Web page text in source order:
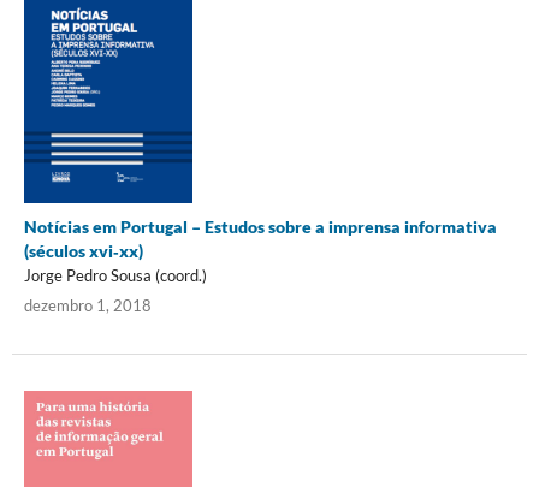
Notícias em Portugal – Estudos sobre a imprensa informativa
(séculos xvi‑xx)
Jorge Pedro Sousa (coord.)
dezembro 1, 2018